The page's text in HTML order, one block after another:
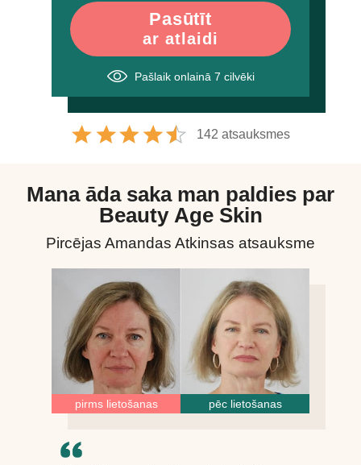
Pasūtīt
ar atlaidi
Pašlaik onlainā 7 cilvēki
142 atsauksmes
Mana āda saka man paldies par
Beauty Age Skin
Pircējas Amandas Atkinsas atsauksme
pirms lietošanas pēc lietošanas